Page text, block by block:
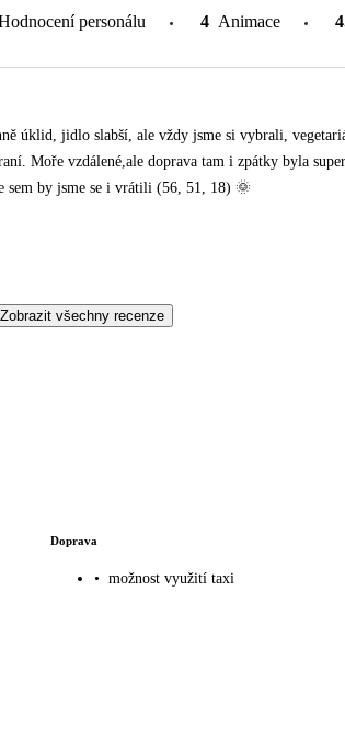
personálu 4 Animace
úklid, jidlo slabší, ale vždy jsme si vybrali,
Moře vzdálené,ale doprava tam i zpátky byla
sem by jsme se i vrátili (56, 51, 18) 🌞
Zobrazit všechny recenze
Doprava
• možnost využití taxi